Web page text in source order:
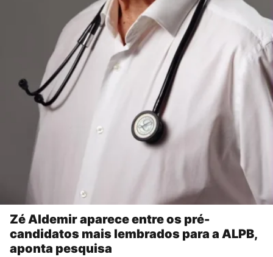
Zé Aldemir aparece entre os pré-
candidatos mais lembrados para a ALPB,
aponta pesquisa